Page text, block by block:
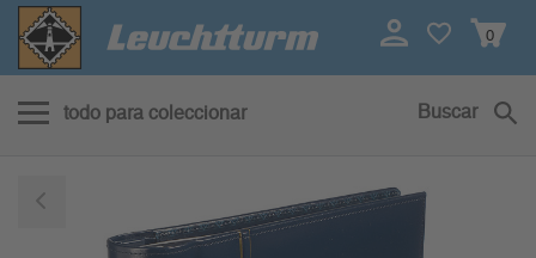
0
todo para coleccionar Buscar